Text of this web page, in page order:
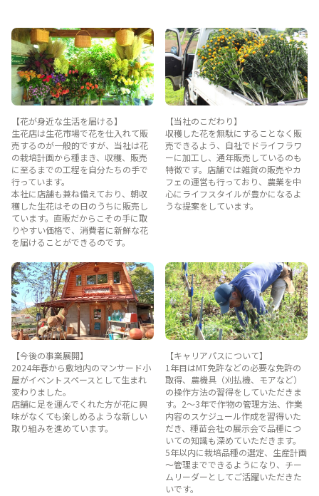
【花が身近な生活を届ける】
生花店は生花市場で花を仕入れて販
売するのが一般的ですが、当社は花
の栽培計画から種まき、収穫、販売
に至るまでの工程を自分たちの手で
行っています。
本社に店舗も兼ね備えており、朝収
穫した生花はその日のうちに販売し
ています。直販だからこその手に取
りやすい価格で、消費者に新鮮な花
を届けることができるのです。
【当社のこだわり】
収穫した花を無駄にすることなく販
売できるよう、自社でドライフラワ
ーに加工し、通年販売しているのも
特徴です。店舗では雑貨の販売やカ
フェの運営も行っており、農業を中
心にライフスタイルが豊かになるよ
うな提案をしています。
【今後の事業展開】
2024年春から敷地内のマンサード小
屋がイベントスペースとして生まれ
変わりました。
店舗に足を運んでくれた方が花に興
味がなくても楽しめるような新しい
取り組みを進めています。
【キャリアパスについて】
1年目はMT免許などの必要な免許の
取得、農機具（刈払機、モアなど）
の操作方法の習得をしていただきま
す。2～3年で作物の管理方法、作業
内容のスケジュール作成を習得いた
だき、種苗会社の展示会で品種につ
いての知識も深めていただきます。
5年以内に栽培品種の選定、生産計画
～管理までできるようになり、チー
ムリーダーとしてご活躍いただきた
いです。